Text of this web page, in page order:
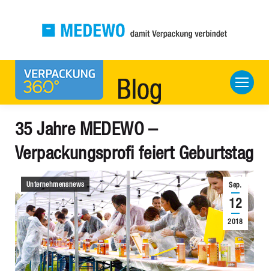
35 Jahre MEDEWO –
Verpackungsprofi feiert Geburtstag
Sep.
12
2018
Unternehmensnews